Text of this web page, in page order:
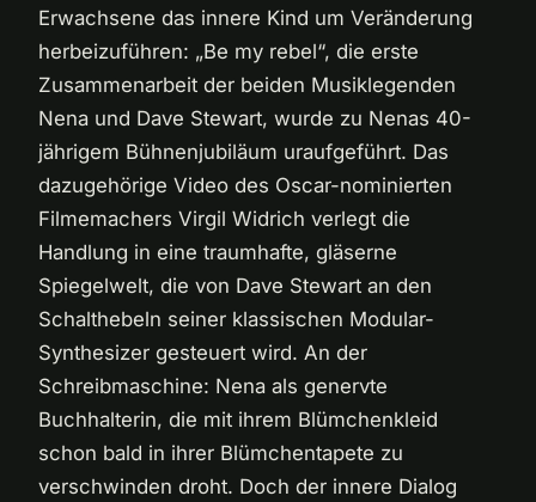
Erwachsene das innere Kind um Veränderung
herbeizuführen: „Be my rebel“, die erste
Zusammenarbeit der beiden Musiklegenden
Nena und Dave Stewart, wurde zu Nenas 40-
jährigem Bühnenjubiläum uraufgeführt. Das
dazugehörige Video des Oscar-nominierten
Filmemachers Virgil Widrich verlegt die
Handlung in eine traumhafte, gläserne
Spiegelwelt, die von Dave Stewart an den
Schalthebeln seiner klassischen Modular-
Synthesizer gesteuert wird. An der
Schreibmaschine: Nena als genervte
Buchhalterin, die mit ihrem Blümchenkleid
schon bald in ihrer Blümchentapete zu
verschwinden droht. Doch der innere Dialog